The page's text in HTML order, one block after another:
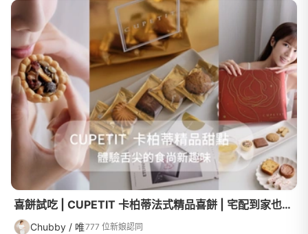
喜餅試吃 | CUPETIT 卡柏蒂法式精品喜餅 | 宅配到家也嚐得到的精緻風味，你的特別值得更豐富的舌尖體驗！
Chubby / 唯777 位新娘認同